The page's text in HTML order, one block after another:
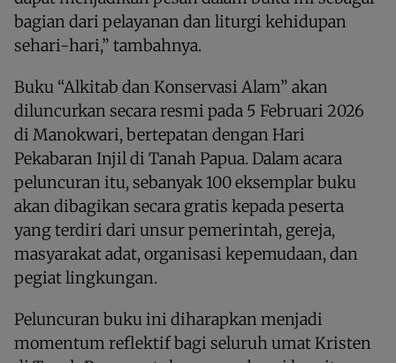
bagian dari pelayanan dan liturgi kehidupan
sehari-hari,” tambahnya.
Buku “Alkitab dan Konservasi Alam” akan
diluncurkan secara resmi pada 5 Februari 2026
di Manokwari, bertepatan dengan Hari
Pekabaran Injil di Tanah Papua. Dalam acara
peluncuran itu, sebanyak 100 eksemplar buku
akan dibagikan secara gratis kepada peserta
yang terdiri dari unsur pemerintah, gereja,
masyarakat adat, organisasi kepemudaan, dan
pegiat lingkungan.
Peluncuran buku ini diharapkan menjadi
momentum reflektif bagi seluruh umat Kristen